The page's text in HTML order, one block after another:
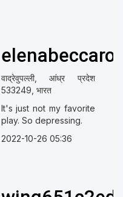
elenabeccaro
वाद्रेवुपल्ली, आंध्र प्रदेश
533249, भारत
It's just not my favorite
play. So depressing.
2022-10-26 05:36